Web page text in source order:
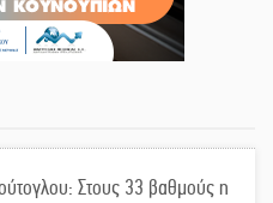
Στους 33 βαθμούς η